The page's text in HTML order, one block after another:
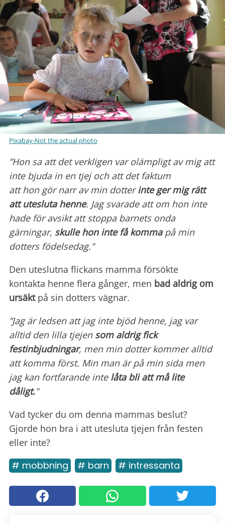
Pixabay-Not the actual photo
”Hon sa att det verkligen var olämpligt av mig att
inte bjuda in en tjej och att det faktum
att hon gör narr av min dotterinte ger mig rätt
att utesluta henne. Jag svarade att om hon inte
hade för avsikt att stoppa barnets onda
gärningar, skulle hon inte få kommapå min
dotters födelsedag."
Den uteslutna flickans mamma försökte
kontakta henne flera gånger, men bad aldrig om
ursäktpå sin dotters vägnar.
”Jag är ledsen att jag inte bjöd henne, jag var
alltid den lilla tjejen som aldrig fick
festinbjudningar, men min dotter kommer alltid
att komma först. Min man är på min sida men
jag kan fortfarande inte låta bli att må lite
dåligt."
Vad tycker du om denna mammas beslut?
Gjorde hon bra i att utesluta tjejen från festen
eller inte?
# mobbning # barn # intressanta